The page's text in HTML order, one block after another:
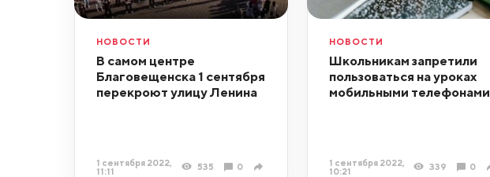
НОВОСТИ
В самом центре
Благовещенска 1 сентября
перекроют улицу Ленина
1 сентября 2022,
11:11
535 0
НОВОСТИ
Школьникам запретили
пользоваться на уроках
мобильными телефонами
1 сентября 2022,
10:21
339 0